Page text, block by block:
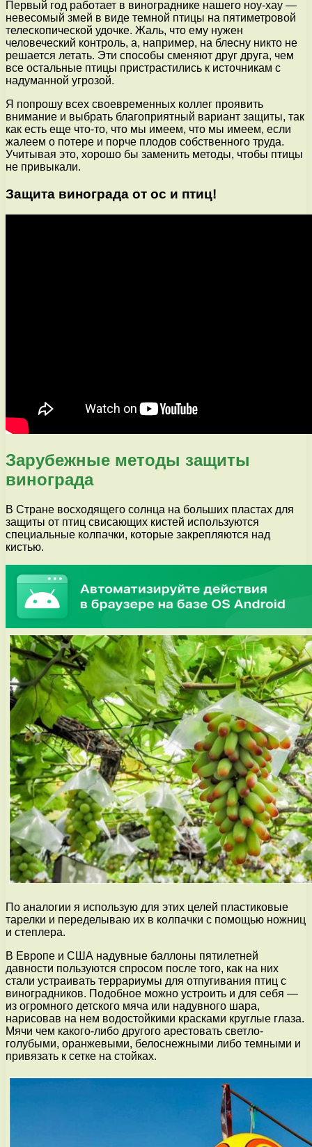
Первый год работает в винограднике нашего ноу-хау —
невесомый змей в виде темной птицы на пятиметровой
телескопической удочке. Жаль, что ему нужен
человеческий контроль, а, например, на блесну никто не
решается летать. Эти способы сменяют друг друга, чем
все остальные птицы пристрастились к источникам с
надуманной угрозой.
Я попрошу всех своевременных коллег проявить
внимание и выбрать благоприятный вариант защиты, так
как есть еще что-то, что мы имеем, что мы имеем, если
жалеем о потере и порче плодов собственного труда.
Учитывая это, хорошо бы заменить методы, чтобы птицы
не привыкали.
Защита винограда от ос и птиц!
Зарубежные методы защиты
винограда
В Стране восходящего солнца на больших пластах для
защиты от птиц свисающих кистей используются
специальные колпачки, которые закрепляются над
кистью.
По аналогии я использую для этих целей пластиковые
тарелки и переделываю их в колпачки с помощью ножниц
и степлера.
В Европе и США надувные баллоны пятилетней
давности пользуются спросом после того, как на них
стали устраивать террариумы для отпугивания птиц с
виноградников. Подобное можно устроить и для себя —
из огромного детского мяча или надувного шара,
нарисовав на нем водостойкими красками круглые глаза.
Мячи чем какого-либо другого арестовать светло-
голубыми, оранжевыми, белоснежными либо темными и
привязать к сетке на стойках.